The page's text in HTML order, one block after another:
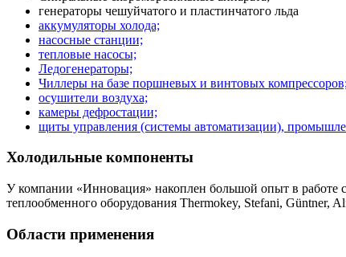
генераторы чешуйчатого и пластинчатого льда
аккумуляторы холода;
насосные станции;
тепловые насосы;
Ледогенераторы;
Чиллеры на базе поршневых и винтовых компрессоров;
осушители воздуха;
камеры дефростации;
щиты управления (системы автоматизации),
Холодильные компоненты
У компании «Инновация» накоплен большой опыт в работе
теплообменного оборудования Thermokey, Stefani, Güntner,
Области применения